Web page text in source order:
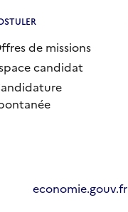
de missions
candidat
economie.gouv.fr